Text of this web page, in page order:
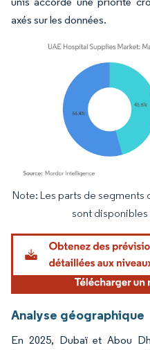
axés sur les données.
Image © Mordor Intelligence. La
Note: Les parts de
sont
Analyse géographique
En 2025, Dubaï et Abou